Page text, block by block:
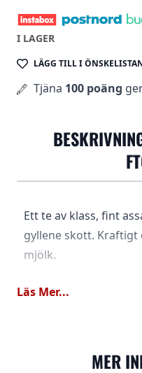
I LAGER
LÄGG TILL I
Tjäna 100 poäng
Ett te av klass, fint
gyllene skott.
mjölk.
Läs Mer...
MER